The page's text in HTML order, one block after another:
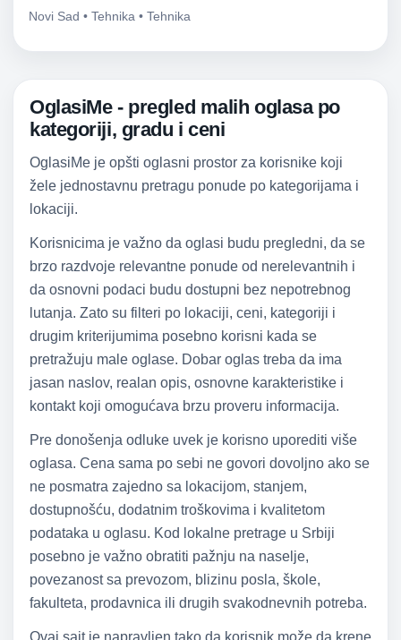
Novi Sad • Tehnika • Tehnika
OglasiMe - pregled malih oglasa po
kategoriji, gradu i ceni
OglasiMe je opšti oglasni prostor za korisnike koji
žele jednostavnu pretragu ponude po kategorijama i
lokaciji.
Korisnicima je važno da oglasi budu pregledni, da se
brzo razdvoje relevantne ponude od nerelevantnih i
da osnovni podaci budu dostupni bez nepotrebnog
lutanja. Zato su filteri po lokaciji, ceni, kategoriji i
drugim kriterijumima posebno korisni kada se
pretražuju male oglase. Dobar oglas treba da ima
jasan naslov, realan opis, osnovne karakteristike i
kontakt koji omogućava brzu proveru informacija.
Pre donošenja odluke uvek je korisno uporediti više
oglasa. Cena sama po sebi ne govori dovoljno ako se
ne posmatra zajedno sa lokacijom, stanjem,
dostupnošću, dodatnim troškovima i kvalitetom
podataka u oglasu. Kod lokalne pretrage u Srbiji
posebno je važno obratiti pažnju na naselje,
povezanost sa prevozom, blizinu posla, škole,
fakulteta, prodavnica ili drugih svakodnevnih potreba.